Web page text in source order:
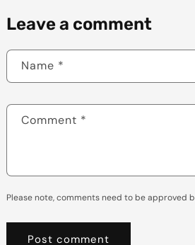
Leave a comment
Name *
Comment *
Please note, comments need to be approved